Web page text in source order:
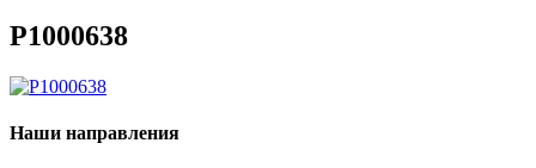
P1000638
Наши направления